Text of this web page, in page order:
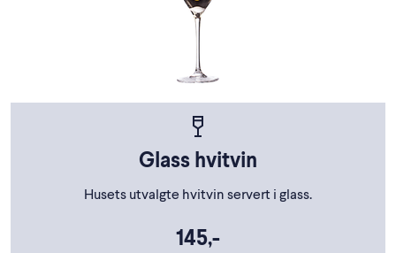
Glass hvitvin
Husets utvalgte hvitvin servert i glass.
145,-